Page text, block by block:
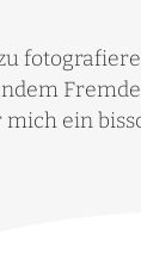
mich ein